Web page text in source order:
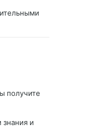
получите
знания и